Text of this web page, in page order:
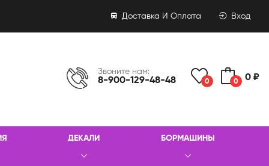
Доставка И Оплата Вход
Звоните нам:
8-900-129-48-48 0 0 0 ₽
ДЕКАЛИ БОРМАШИНЫ